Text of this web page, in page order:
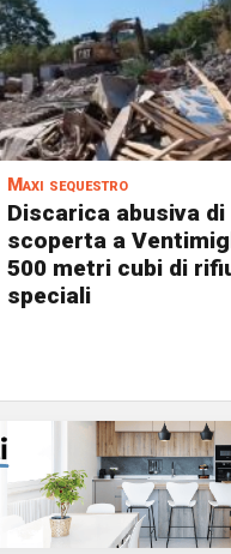
Maxi sequestro
Discarica abusiva di
scoperta a
500 metri cubi di
speciali